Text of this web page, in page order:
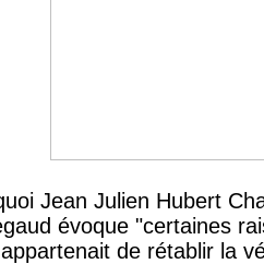
Jean Julien Hubert
évoque "certaines
de rétablir la